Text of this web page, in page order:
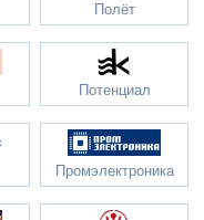
Полёт
Потенциал
Промэлектроника